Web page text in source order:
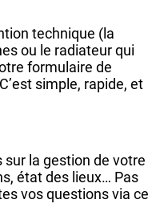
technique (la
ou le radiateur qui
formulaire de
simple, rapide, et
la gestion de votre
état des lieux… Pas
vos questions via ce